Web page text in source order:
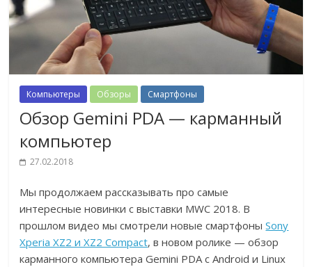
Компьютеры Обзоры Смартфоны
Обзор Gemini PDA — карманный
компьютер
27.02.2018
Мы продолжаем рассказывать про самые
интересные новинки с выставки MWC 2018. В
прошлом видео мы смотрели новые смартфоныSony
Xperia XZ2 и XZ2 Compact, в новом ролике — обзор
карманного компьютера Gemini PDA с Android и Linux